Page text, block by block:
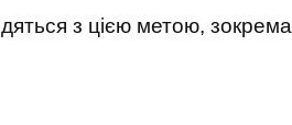
з цією метою, зокрема